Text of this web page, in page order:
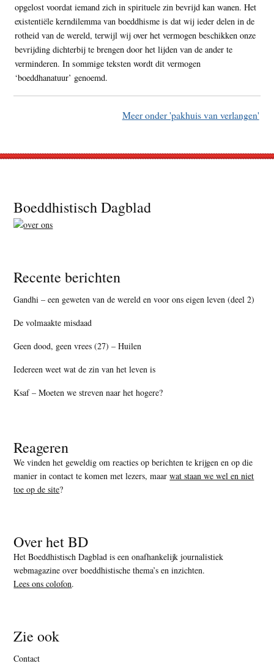
opgelost voordat iemand zich in spirituele zin bevrijd kan wanen. Het
existentiële kerndilemma van boeddhisme is dat wij ieder delen in de
rotheid van de wereld, terwijl wij over het vermogen beschikken onze
bevrijding dichterbij te brengen door het lijden van de ander te
verminderen. In sommige teksten wordt dit vermogen
‘boeddhanatuur’ genoemd.
Meer onder 'pakhuis van verlangen'
Footer
Boeddhistisch Dagblad
Recente berichten
Gandhi – een geweten van de wereld en voor ons eigen leven (deel 2)
De volmaakte misdaad
Geen dood, geen vrees (27) – Huilen
Iedereen weet wat de zin van het leven is
Ksaf – Moeten we streven naar het hogere?
Reageren
We vinden het geweldig om reacties op berichten te krijgen en op die
manier in contact te komen met lezers, maarwat staan we wel en niet
toe op de site?
Over het BD
Het Boeddhistisch Dagblad is een onafhankelijk journalistiek
webmagazine over boeddhistische thema’s en inzichten.
Lees ons colofon.
Zie ook
Contact